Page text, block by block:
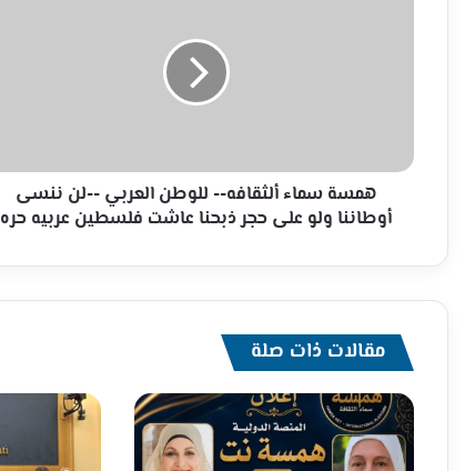
ننسى
أوطاننا
حجر
عاشت
فلسطين
عربيه
حره
همسة سماء ألثقافه-- للوطن العربي --لن ننسى
أوطاننا ولو على حجر ذبحنا عاشت فلسطين عربيه حره
مقالات ذات صلة